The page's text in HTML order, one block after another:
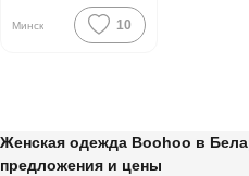
Минск 10
Женская одежда Boohoo в
предложения и цены